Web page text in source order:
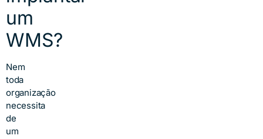
um
WMS?
Nem
toda
organização
necessita
de
um